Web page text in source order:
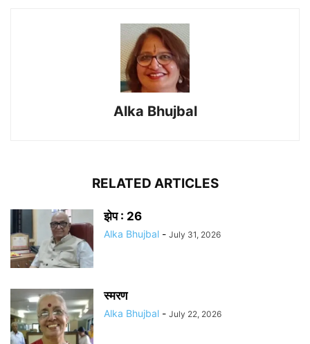
Alka Bhujbal
RELATED ARTICLES
झेप : 26
Alka Bhujbal - July 31, 2026
स्मरण
Alka Bhujbal - July 22, 2026